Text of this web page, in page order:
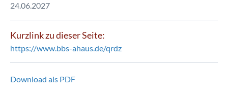
24.06.2027
Kurzlink zu dieser Seite:
https://www.bbs-ahaus.de/qrdz
Download als PDF